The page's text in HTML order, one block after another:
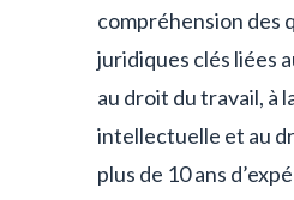
compréhension des
juridiques clés liées
au droit du travail, à
intellectuelle et au
plus de 10 ans